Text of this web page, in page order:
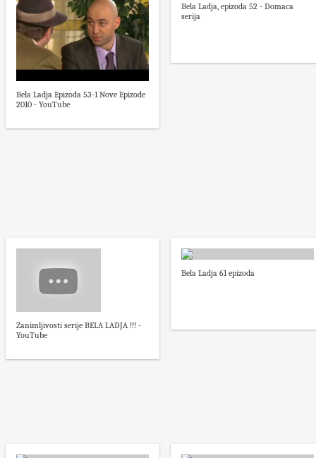
Bela Ladja Epizoda 53-1 Nove Epizode
2010 - YouTube
Bela Ladja, epizoda 52 - Domaca
serija
Zanimljivosti serije BELA LADJA !!! -
YouTube
Bela Ladja 61 epizoda